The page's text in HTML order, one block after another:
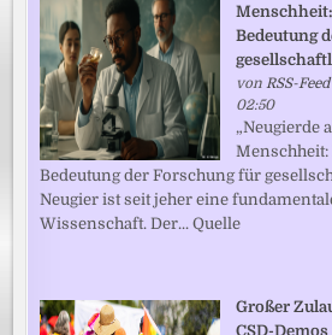
Bedeutung
von RSS-Feed
02:50
„Neugierde
Bedeutung der Forschung für
Neugier ist seit jeher eine
Wissenschaft. Der... Quelle
Großer
CSD-Demos